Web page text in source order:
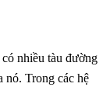
nhiều tàu đường
nó. Trong các hệ